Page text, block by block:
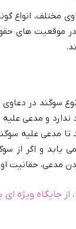
مختلف، انواع
موقعیت های
سوگند در
و مدعی علیه
مدعی علیه
و اگر از
مدعی، حقانیت
جایگاه ویژه ای